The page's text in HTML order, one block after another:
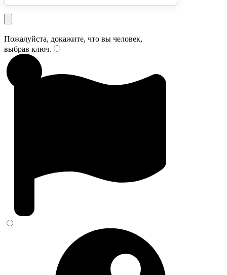
Пожалуйста, докажите, что вы человек,
выбрав ключ.